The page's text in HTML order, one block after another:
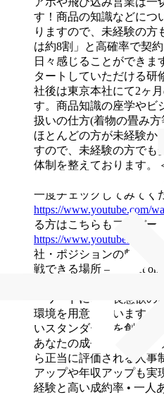
す！商品の知識などにつ
りますので、未経験の方
は約8割」と高確率で契
日々感じることができま
タートしていただける
社後は東京本社にて2ヶ
す。商品知識の座学やビ
扱いの仕方(着物の畳み方
ほとんどの方が未経験か
すので、未経験の方でも
体制を整えております。
▼1分の
一度チェックしてみてく
https://www.youtube.com/
る方はこちらもフルバー
https://www.youtube.com/
社・ポジションの魅力】
戦できる場所 ― 『Bet on
「Bet on Your Growth（
ーワードに、成長意欲の
環境を用意しています。
いスタンダードを創ると
あなたの成長を全力でサ
ら正当に評価される人事
アップや年収アップも実
経験と高い成約率 • 一人